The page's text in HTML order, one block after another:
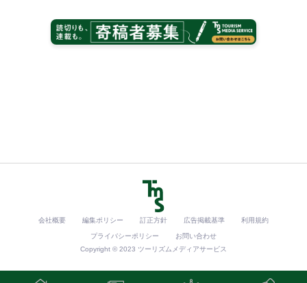
会社概要 編集ポリシー 訂正方針 広告掲載基準 利用規約
プライバシーポリシー
お問い合わせ
Copyright © 2023 ツーリズムメディアサービス